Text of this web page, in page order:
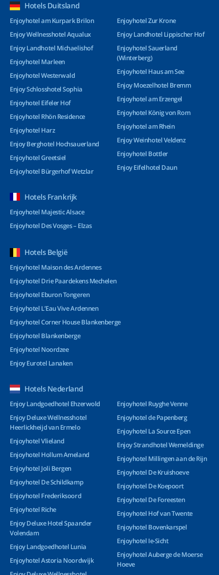
Hotels Duitsland
Enjoyhotel am Kurpark Brilon
Enjoy Wellnesshotel Aqualux
Enjoy Landhotel Michaelishof
Enjoyhotel Marleen
Enjoyhotel Westerwald
Enjoy Schlosshotel Sophia
Enjoyhotel Eifeler Hof
Enjoyhotel Rhön Residence
Enjoyhotel Harz
Enjoy Berghotel Hochsauerland
Enjoyhotel Greetsiel
Enjoyhotel Bürgerhof Wetzlar
Enjoyhotel Zur Krone
Enjoy Landhotel Lippischer Hof
Enjoyhotel Sauerland
(Winterberg)
Enjoyhotel Haus am See
Enjoy Moezelhotel Bremm
Enjoyhotel am Erzengel
Enjoyhotel König von Rom
Enjoyhotel am Rhein
Enjoy Weinhotel Veldenz
Enjoyhotel Bottler
Enjoy Eifelhotel Daun
Hotels Frankrijk
Enjoyhotel Majestic Alsace
Enjoyhotel Des Vosges – Elzas
Hotels België
Enjoyhotel Maison des Ardennes
Enjoyhotel Drie Paardekens Mechelen
Enjoyhotel Eburon Tongeren
Enjoyhotel L’Eau Vive Ardennen
Enjoyhotel Corner House Blankenberge
Enjoyhotel Blankenberge
Enjoyhotel Noordzee
Enjoy Eurotel Lanaken
Hotels Nederland
Enjoy Landgoedhotel Ehzerwold
Enjoy Deluxe Wellnesshotel
Heerlickheijd van Ermelo
Enjoyhotel Vlieland
Enjoyhotel Hollum Ameland
Enjoyhotel Joli Bergen
Enjoyhotel De Schildkamp
Enjoyhotel Frederiksoord
Enjoyhotel Riche
Enjoy Deluxe Hotel Spaander
Volendam
Enjoy Landgoedhotel Lunia
Enjoyhotel Astoria Noordwijk
Enjoyhotel Ruyghe Venne
Enjoyhotel de Papenberg
Enjoyhotel La Source Epen
Enjoy Strandhotel Wemeldinge
Enjoyhotel Millingen aan de Rijn
Enjoyhotel De Kruishoeve
Enjoyhotel De Koepoort
Enjoyhotel De Foreesten
Enjoyhotel Hof van Twente
Enjoyhotel Bovenkarspel
Enjoyhotel Ie-Sicht
Enjoyhotel Auberge de Moerse
Hoeve